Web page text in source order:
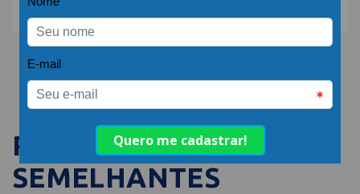
PUBLICAÇÕES
SEMELHANTES